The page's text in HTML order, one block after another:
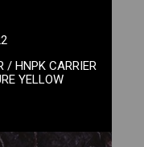
/ HNPK CARRIER
YELLOW